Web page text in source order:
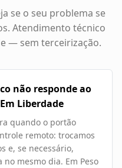
se o seu problema se
Atendimento técnico
— sem terceirização.
não responde ao
Liberdade
quando o portão
remoto: trocamos
e, se necessário,
mesmo dia. Em Peso